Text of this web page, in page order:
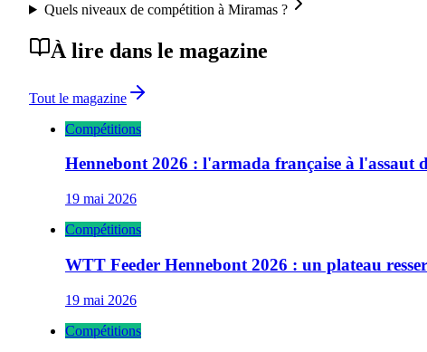
Quels niveaux de compétition à Miramas ?
À lire dans le magazine
Tout le magazine
Compétitions
Hennebont 2026 : l'armada française à l'assaut
19 mai 2026
Compétitions
WTT Feeder Hennebont 2026 : un plateau
19 mai 2026
Compétitions